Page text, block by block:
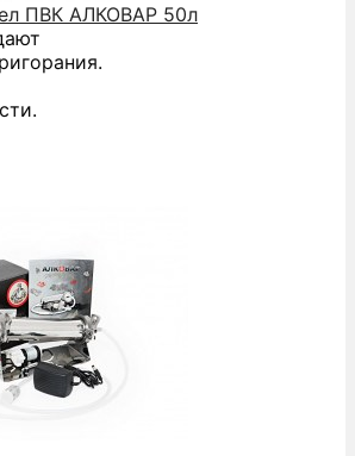
ПВК АЛКОВАР 50л